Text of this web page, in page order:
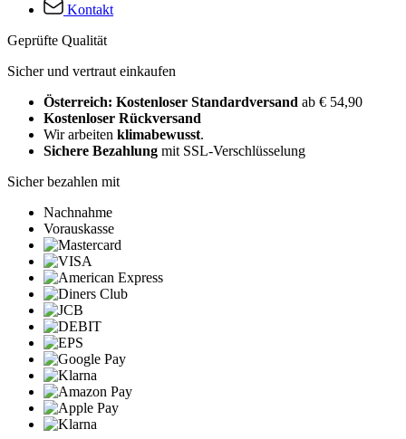
Kontakt
Geprüfte Qualität
Sicher und vertraut einkaufen
Österreich: Kostenloser Standardversand ab € 54,90
Kostenloser Rückversand
Wir arbeiten klimabewusst.
Sichere Bezahlung mit SSL-Verschlüsselung
Sicher bezahlen mit
Nachnahme
Vorauskasse